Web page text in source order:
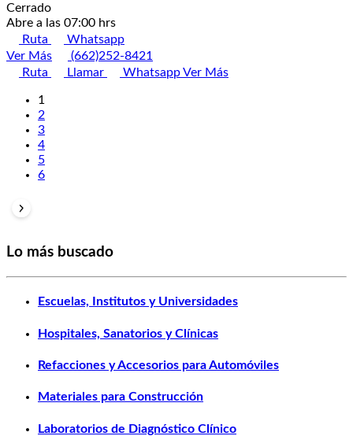
Cerrado
Abre a las 07:00 hrs
Ruta
Whatsapp
Ver Más
(662)252-8421
Ruta
Llamar WhatsappVer Más
1
2
3
4
5
6
Lo más buscado
Escuelas, Institutos y Universidades
Hospitales, Sanatorios y Clínicas
Refacciones y Accesorios para Automóviles
Materiales para Construcción
Laboratorios de Diagnóstico Clínico